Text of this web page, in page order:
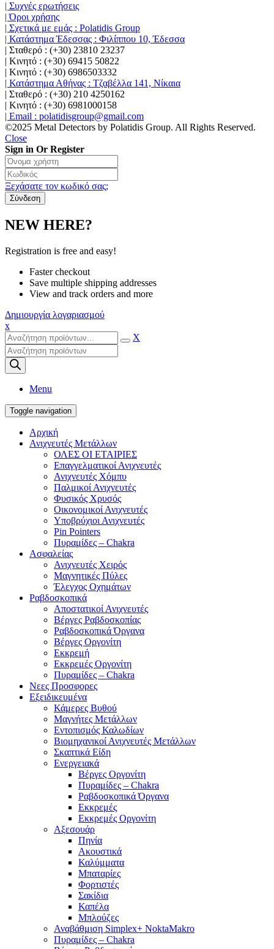
| Συχνές ερωτήσεις
| Όροι χρήσης
| Σχετικά με εμάς : Polatidis Group
| Κατάστημα Έδεσσας : Φιλίππου 10, Έδεσσα
| Σταθερό : (+30) 23810 23237
| Κινητό : (+30) 69415 50822
| Κινητό : (+30) 6986503332
| Κατάστημα Αθήνας : Τζαβέλλα 141, Νίκαια
| Σταθερό : (+30) 210 4250162
| Κινητό : (+30) 6981000158
| Email : polatidisgroup@gmail.com
©2025 Metal Detectors by Polatidis Group. All Rights Reserved.
Close
Sign in Or Register
Ξεχάσατε τον κωδικό σας;
NEW HERE?
Registration is free and easy!
Faster checkout
Save multiple shipping addresses
View and track orders and more
Δημιουργία λογαριασμού
x
X
Products
search
Menu
Toggle navigation
Αρχική
Ανιχνευτές Μετάλλων
ΟΛΕΣ ΟΙ ΕΤΑΙΡΙΕΣ
Επαγγελματικοί Ανιχνευτές
Ανιχνευτές Χόμπυ
Παλμικοί Ανιχνευτές
Φυσικός Χρυσός
Οικονομικοί Ανιχνευτές
Υποβρύχιοι Ανιχνευτές
Pin Pointers
Πυραμίδες – Chakra
Ασφαλείας
Ανιχνευτές Χειρός
Μαγνητικές Πύλες
Έλεγχος Οχημάτων
Ραβδοσκοπικά
Αποστατικοί Ανιχνευτές
Βέργες Ραβδοσκοπίας
Ραβδοσκοπικά Όργανα
Βέργες Οργονίτη
Εκκρεμή
Εκκρεμές Οργονίτη
Πυραμίδες – Chakra
Νεες Προσφορες
Εξειδικευμένα
Κάμερες Βυθού
Μαγνήτες Μετάλλων
Εντοπισμός Καλωδίων
Βιομηχανικοί Ανιχνευτές Μετάλλων
Σκαπτικά Είδη
Ενεργειακά
Βέργες Οργονίτη
Πυραμίδες – Chakra
Ραβδοσκοπικά Όργανα
Εκκρεμές
Εκκρεμές Οργονίτη
Αξεσουάρ
Πηνία
Ακουστικά
Καλύμματα
Μπαταρίες
Φορτιστές
Σακίδια
Καπέλα
Μπλούζες
Αναβάθμιση Simplex+ NoktaMakro
Πυραμίδες – Chakra